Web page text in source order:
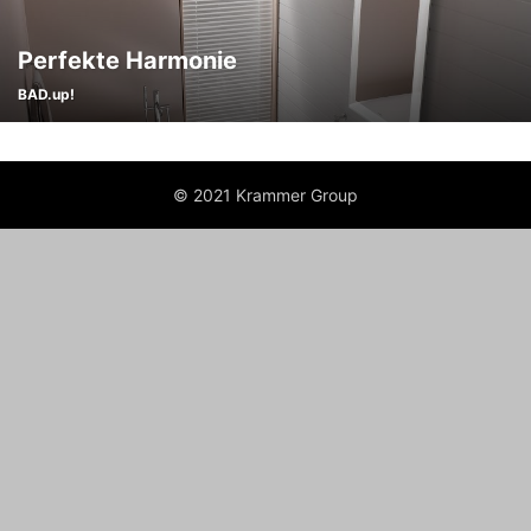
Perfekte Harmonie
BAD.up!
© 2021 Krammer Group